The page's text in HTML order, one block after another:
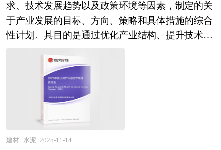
目风险、保障收益回报； 友好企业合作——行业
规范格式、互利的实施方案、谨慎的市场评估；
精确的收益评估。 商业计划书（Business Plan）是
公司、企业或项目单位为了达到招商融资和其它发
展目标之目的，在经过前期对项目科学地调研、分
析、搜集与整理有关资料的基础上，根据一定的格
式和内容的具体要求而编辑整理的一个向投资商及
其他相关人员全面展示公司和项目目前状况、未来
写，在大量周密的市场调研基础上，主要依据了国
家统计局、国家商务部、国家发改委、国家经济信
息中心、国务院发展研究中心、国家海关总署、全
国商业信息中心、中国经济景气监测中心、中国行
业研究网、全国及海外多种相关报纸杂志的基础信
息等公布和提供的大量资料和数据，客观、多角度
地对中国鞋柜市场进行了分析研究。报告在总结中
国鞋柜行业发展历程的基础上，结合新时期的各方
面因素，对中国鞋柜行业的发展趋势给予了细致和
审慎的预测论证。报告资料详实，图表丰富，既有
求、技术发展趋势以及政策环境等因素，制定的关
于产业发展的目标、方向、策略和具体措施的综合
性计划。其目的是通过优化产业结构、提升技术创
业的整体竞争力，满足国民经济建设对水泥的需
求。 产业规划一般包括产业发展现状、产业特征
分析、产业发展目标和发展定位、产业发展重点方
向、产业空间引导和产业发展政策等。随着中国对
外开放程度的深化，经济全球化和区域化对产业发
展的影响显著增强，产业间的竞争层次和深度也发
建材 水泥 2025-11-14